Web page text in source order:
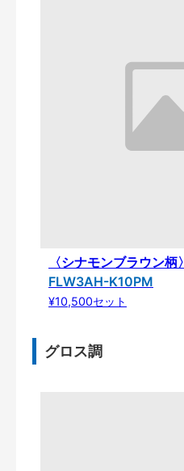
〈シナモンブラウン柄〉
FLW3AH-K10PM
¥10,500セット
グロス調